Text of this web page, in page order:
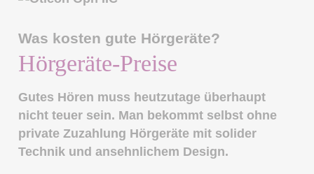
Was kosten gute Hörgeräte?
Hörgeräte-Preise
Gutes Hören muss heutzutage überhaupt
nicht teuer sein. Man bekommt selbst ohne
private Zuzahlung Hörgeräte mit solider
Technik und ansehnlichem Design.